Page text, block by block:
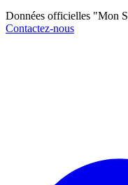
Données officielles "Mon
Contactez-nous